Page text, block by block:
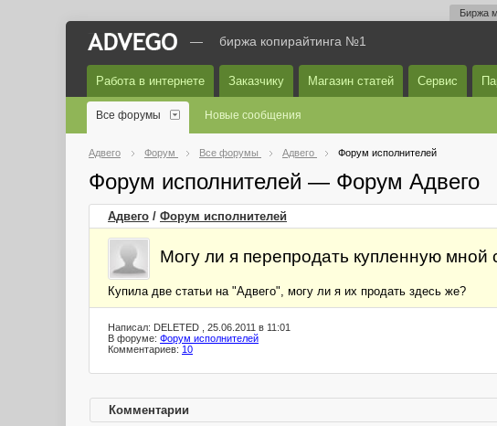
Биржа
— биржа копирайтинга №1
Работа в интернете Заказчику Магазин статей Сервис
Все форумы Новые сообщения
Адвего Форум Все форумы Адвего Форум исполнителей
Форум исполнителей — Форум Адвего
Адвего / Форум исполнителей
Могу ли я перепродать купленную мной
Купила две статьи на "Адвего", могу ли я их продать здесь же?
Написал: DELETED , 25.06.2011 в 11:01
В форуме: Форум исполнителей
Комментариев: 10
Комментарии